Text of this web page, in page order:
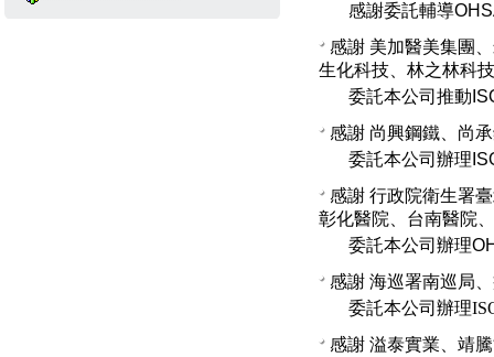
感謝委託輔導
感謝 美加醫美集團
生化科技、林之林科
委託本公司推動
感謝 尚興鋼鐵、尚
委託本公司辦理
感謝 行政院衛生署
彰化醫院、台南醫院
委託本公司辦理
感謝 海巡署南巡局
委託本公司辦理
感謝 溢泰實業、靖